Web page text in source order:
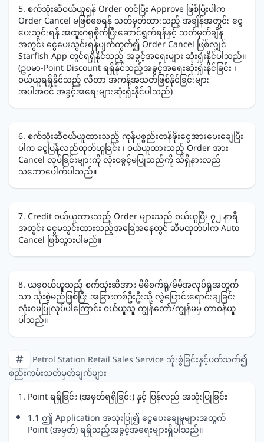
5. စက်သုံးဆီဝယ်ယူရန် Order တင်ပြီး Approve ဖြစ်ပြီးပါက
Order Cancel မဖြစ်စေရန် သတ်မှတ်ထားသည့် အချိန်အတွင်း ငွေ
ပေးသွင်းရန် အထူးဂရုစိုက်ပြီးဆောင်ရွက်ရန်နှင့် သတ်မှတ်ချိန်
အတွင်း ငွေပေးသွင်းရန်ပျက်ကွက်၍ Order Cancel ဖြစ်လျှင်
Starfish App တွင်ရရှိနိုင်သည့် အခွင့်အရေးများ ဆုံးရှုံးနိုင်ပါသည်။
(ဥပမာ-Point Discount ရရှိနိုင်သည့်အခွင့်အရေးဆုံးရှုံးနိုင်ခြင်း ၊
ဝယ်ယူရရှိနိုင်သည့် လီတာ အကန့်အသတ်ဖြစ်နိုင်ခြင်းများ
အပါအဝင် အခွင့်အရေးများဆုံးရှုံးနိုင်ပါသည်)
6. စက်သုံးဆီဝယ်ယူထားသည့် ကုန်ပစ္စည်းတန်ဖိုးငွေအားပေးချေပြီး
ပါက ငွေပြန်လည်ထုတ်ယူခြင်း ၊ ဝယ်ယူထားသည့် Order အား
Cancel လုပ်ခြင်းများကို လုံးဝခွင့်မပြုသည်ကို သိရှိနားလည်
သဘောပေါက်ပါသည်။
7. Credit ဝယ်ယူထားသည့် Order များသည် ဝယ်ယူပြီး ၇၂ နာရီ
အတွင်း ငွေမသွင်းထားသည့်အခြေအနေတွင် ဆီမထုတ်ပါက Auto
Cancel ဖြစ်သွားပါမည်။
8. ယခုဝယ်ယူသည့် စက်သုံးဆီအား မိမိစက်ရုံ/မိမိအလုပ်ရုံအတွက်
သာ သုံးစွဲမည်ဖြစ်ပြီး အခြားတစ်ဦးဦးသို့ လွဲပြောင်းရောင်းချခြင်း
လုံးဝမပြုလုပ်ပါကြောင်း ဝယ်ယူသူ ကျွန်တော်/ကျွန်မမှ တာဝန်ယူ
ပါသည်။
Petrol Station Retail Sales Service သုံးစွဲခြင်းနှင့်ပတ်သက်၍
စည်းကမ်းသတ်မှတ်ချက်များ
1. Point ရရှိခြင်း (အမှတ်ရရှိခြင်း) နှင့် ပြန်လည် အသုံးပြုခြင်း
1.1 ဤ Application အသုံးပြု၍ ငွေပေးချေမှုများအတွက်
Point (အမှတ်) ရရှိသည့်အခွင့်အရေးများရှိပါသည်။